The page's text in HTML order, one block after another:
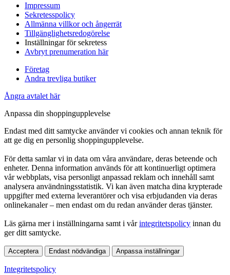
Impressum
Sekretesspolicy
Allmänna villkor och ångerrät
Tillgänglighetsredogörelse
Inställningar för sekretess
Avbryt prenumeration här
Företag
Andra trevliga butiker
Ångra avtalet här
Anpassa din shoppingupplevelse
Endast med ditt samtycke använder vi cookies och annan teknik för
att ge dig en personlig shoppingupplevelse.
För detta samlar vi in data om våra användare, deras beteende och
enheter. Denna information används för att kontinuerligt optimera
vår webbplats, visa personligt anpassad reklam och innehåll samt
analysera användningsstatistik. Vi kan även matcha dina krypterade
uppgifter med externa leverantörer och visa erbjudanden via deras
onlinekanaler – men endast om du redan använder deras tjänster.
Läs gärna mer i inställningarna samt i vårintegritetspolicy innan du
ger ditt samtycke.
Acceptera Endast nödvändiga Anpassa inställningar
Integritetspolicy